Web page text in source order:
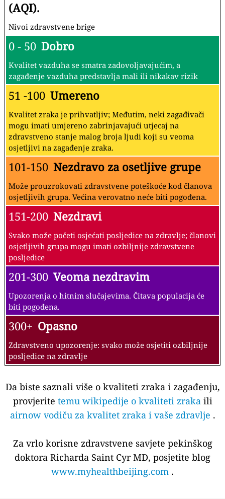
(AQI).
Nivoi zdravstvene brige
0 - 50 Dobro
Kvalitet vazduha se smatra zadovoljavajućim, a
zagađenje vazduha predstavlja mali ili nikakav rizik
51 -100 Umereno
Kvalitet zraka je prihvatljiv; Međutim, neki zagađivači
mogu imati umjereno zabrinjavajući utjecaj na
zdravstveno stanje malog broja ljudi koji su veoma
osjetljivi na zagađenje zraka.
101-150 Nezdravo za osetljive grupe
Može prouzrokovati zdravstvene poteškoće kod članova
osjetljivih grupa. Većina verovatno neće biti pogođena.
151-200 Nezdravi
Svako može početi osjećati posljedice na zdravlje; članovi
osjetljivih grupa mogu imati ozbiljnije zdravstvene
posljedice
201-300 Veoma nezdravim
Upozorenja o hitnim slučajevima. Čitava populacija će
biti pogođena.
300+ Opasno
Zdravstveno upozorenje: svako može osjetiti ozbiljnije
posljedice na zdravlje
Da biste saznali više o kvaliteti zraka i zagađenju,
provjerite temu wikipedije o kvaliteti zrakaili
airnow vodiču za kvalitet zraka i vaše zdravlje .
Za vrlo korisne zdravstvene savjete pekinškog
doktora Richarda Saint Cyr MD, posjetite blog
www.myhealthbeijing.com .